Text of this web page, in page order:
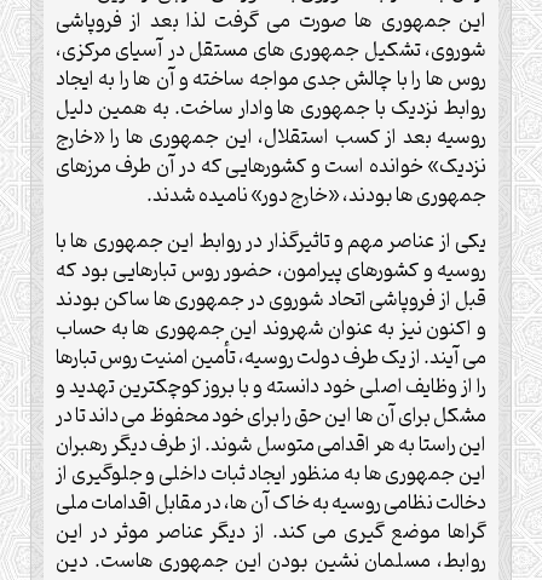
این جمهوری ها صورت می گرفت لذا بعد از فروپاشی
شوروی، تشکیل جمهوری های مستقل در آسیای مرکزی،
روس ها را با چالش جدی مواجه ساخته و آن ها را به ایجاد
روابط نزدیک با جمهوری ها وادار ساخت. به همین دلیل
روسیه بعد از کسب استقلال، این جمهوری ها را «خارج
نزدیک» خوانده است و کشورهایی که در آن طرف مرزهای
جمهوری ها بودند، «خارج دور» نامیده شدند.
یکی از عناصر مهم و تاثیرگذار در روابط این جمهوری ها با
روسیه و کشورهای پیرامون، حضور روس تبارهایی بود که
قبل از فروپاشی اتحاد شوروی در جمهوری ها ساکن بودند
و اکنون نیز به عنوان شهروند این جمهوری ها به حساب
می آیند. از یک طرف دولت روسیه، تأمین امنیت روس تبارها
را از وظایف اصلی خود دانسته و با بروز کوچکترین تهدید و
مشکل برای آن ها این حق را برای خود محفوظ می داند تا در
این راستا به هر اقدامی متوسل شوند. از طرف دیگر رهبران
این جمهوری ها به منظور ایجاد ثبات داخلی و جلوگیری از
دخالت نظامی روسیه به خاک آن ها، در مقابل اقدامات ملی
گراها موضع گیری می کند. از دیگر عناصر موثر در این
روابط، مسلمان نشین بودن این جمهوری هاست. دین